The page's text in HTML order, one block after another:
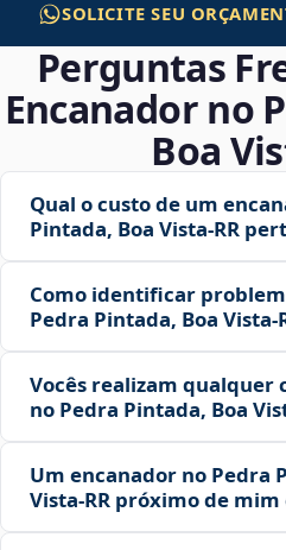
SOLICITE SEU
Perguntas
Encanador no
Boa
Qual o custo de um
Pintada, Boa Vista‑RR
Como identificar
Pedra Pintada, Boa
Vocês realizam qualquer
no Pedra Pintada, Boa
Um encanador no Pedra
Vista‑RR próximo de